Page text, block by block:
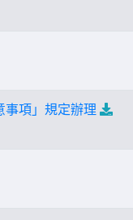
事項」規定辦理